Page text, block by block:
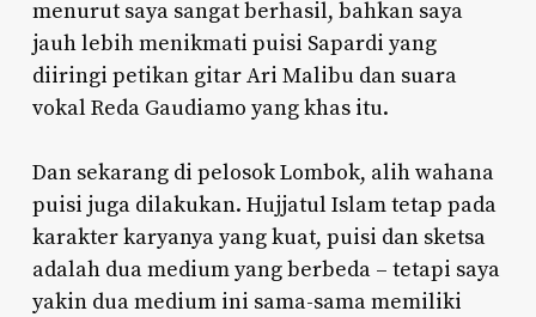
menurut saya sangat berhasil, bahkan saya
jauh lebih menikmati puisi Sapardi yang
diiringi petikan gitar Ari Malibu dan suara
vokal Reda Gaudiamo yang khas itu.
Dan sekarang di pelosok Lombok, alih wahana
puisi juga dilakukan. Hujjatul Islam tetap pada
karakter karyanya yang kuat, puisi dan sketsa
adalah dua medium yang berbeda – tetapi saya
yakin dua medium ini sama-sama memiliki